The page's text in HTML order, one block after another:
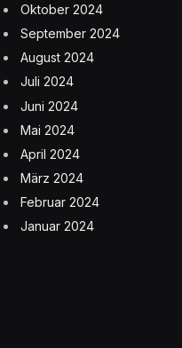
Oktober 2024
September 2024
August 2024
Juli 2024
Juni 2024
Mai 2024
April 2024
März 2024
Februar 2024
Januar 2024